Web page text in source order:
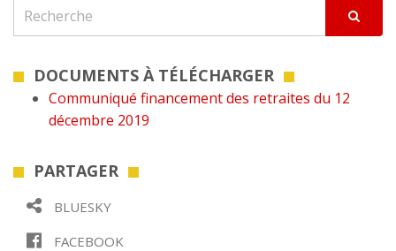
DOCUMENTS À TÉLÉCHARGER
Communiqué financement des retraites du 12
décembre 2019
PARTAGER
BLUESKY
FACEBOOK